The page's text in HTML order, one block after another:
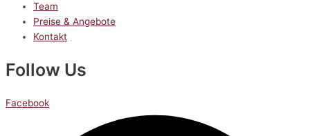
Team
Preise & Angebote
Kontakt
Follow Us
Facebook